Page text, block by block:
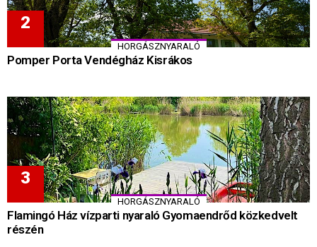
HORGÁSZNYARALÓ
Pomper Porta Vendégház Kisrákos
HORGÁSZNYARALÓ
Flamingó Ház vízparti nyaraló Gyomaendrőd közkedvelt
részén